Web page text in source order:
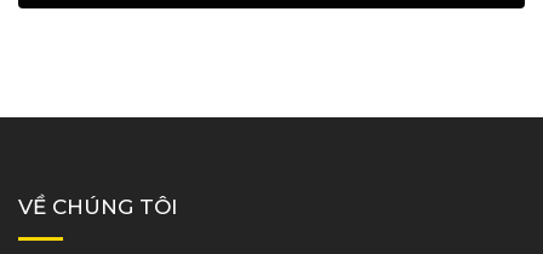
VỀ CHÚNG TÔI